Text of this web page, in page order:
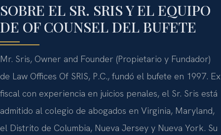
SOBRE EL SR. SRIS Y EL EQUIPO
DE OF COUNSEL DEL BUFETE
Mr. Sris, Owner and Founder (Propietario y Fundador)
de Law Offices Of SRIS, P.C., fundó el bufete en 1997. Ex
fiscal con experiencia en juicios penales, el Sr. Sris está
admitido al colegio de abogados en Virginia, Maryland,
el Distrito de Columbia, Nueva Jersey y Nueva York. Su